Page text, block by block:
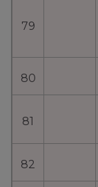
79
80
81
82